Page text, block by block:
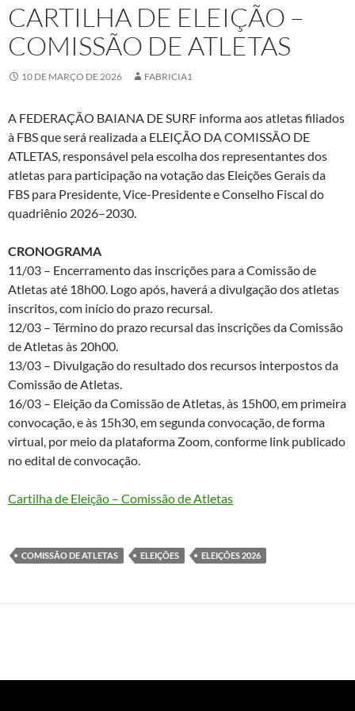
CARTILHA DE ELEIÇÃO –
COMISSÃO DE ATLETAS
10 DE MARÇO DE 2026 FABRICIA1
A FEDERAÇÃO BAIANA DE SURF informa aos atletas filiados
à FBS que será realizada a ELEIÇÃO DA COMISSÃO DE
ATLETAS, responsável pela escolha dos representantes dos
atletas para participação na votação das Eleições Gerais da
FBS para Presidente, Vice-Presidente e Conselho Fiscal do
quadriênio 2026–2030.
CRONOGRAMA
11/03 – Encerramento das inscrições para a Comissão de
Atletas até 18h00. Logo após, haverá a divulgação dos atletas
inscritos, com início do prazo recursal.
12/03 – Término do prazo recursal das inscrições da Comissão
de Atletas às 20h00.
13/03 – Divulgação do resultado dos recursos interpostos da
Comissão de Atletas.
16/03 – Eleição da Comissão de Atletas, às 15h00, em primeira
convocação, e às 15h30, em segunda convocação, de forma
virtual, por meio da plataforma Zoom, conforme link publicado
no edital de convocação.
Cartilha de Eleição – Comissão de Atletas
COMISSÃO DE ATLETAS ELEIÇÕES ELEIÇÕES 2026